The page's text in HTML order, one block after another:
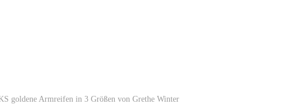
goldene Armreifen in 3 Größen von Grethe Winter